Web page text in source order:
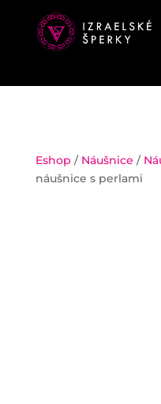
Eshop / Náušnice /
náušnice s perlami